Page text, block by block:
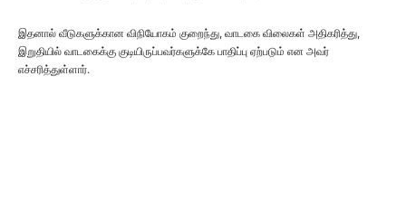
இதனால் வீடுகளுக்கான விநியோகம் குறைந்து, வாடகை விலைகள் அதிகரித்து,
இறுதியில் வாடகைக்கு குடியிருப்பவர்களுக்கே பாதிப்பு ஏற்படும் என அவர்
எச்சரித்துள்ளார்.